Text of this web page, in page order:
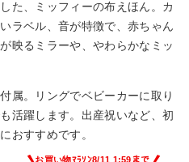
た、ミッフィーの布えほん。カ
ラベル、音が特徴で、赤ちゃん
映るミラーや、やわらかなミッ
属。リングでベビーカーに取り
活躍します。出産祝いなど、初
おすすめです。